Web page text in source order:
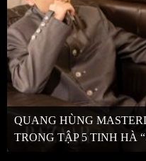
QUANG HÙNG
TRONG TẬP 5 TINH HÀ